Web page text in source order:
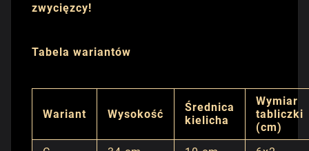
zwycięzcy!
Tabela wariantów
Wariant Wysokość
Średnica
kielicha
Wymiar
tabliczki
(cm)